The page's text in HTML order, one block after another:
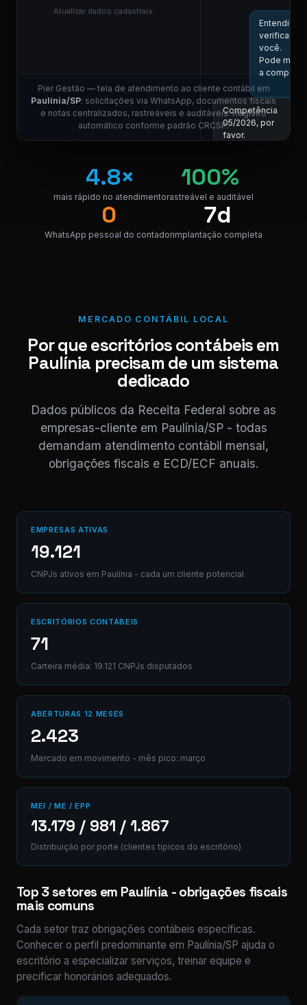
Atualizar dados cadastrais
Entendi!
verificar
você.
Pode me
a
Competência
05/2026, por
favor.
link para
⚠ Nota interna
NF competência 05/
enviada. Registrado
(Ctrl+Enter para
Pier Gestão — tela de atendimento ao cliente contábil em
Paulínia/SP: solicitações via WhatsApp, documentos fiscais
e notas centralizados, rastreáveis e auditáveis. Registro
automático conforme padrão CRCSP.
4.8×
mais rápido no atendimento
100%
rastreável e auditável
0
WhatsApp pessoal do contador
7d
implantação completa
MERCADO CONTÁBIL LOCAL
Por que escritórios contábeis em
Paulínia precisam de um sistema
dedicado
Dados públicos da Receita Federal sobre as
empresas-cliente em Paulínia/SP - todas
demandam atendimento contábil mensal,
obrigações fiscais e ECD/ECF anuais.
EMPRESAS ATIVAS
19.121
CNPJs ativos em Paulínia - cada um cliente potencial
ESCRITÓRIOS CONTÁBEIS
71
Carteira média: 19.121 CNPJs disputados
ABERTURAS 12 MESES
2.423
Mercado em movimento - mês pico: março
MEI / ME / EPP
13.179 / 981 / 1.867
Distribuição por porte (clientes típicos do escritório)
Top 3 setores em Paulínia - obrigações fiscais
mais comuns
Cada setor traz obrigações contábeis específicas.
Conhecer o perfil predominante em Paulínia/SP ajuda o
escritório a especializar serviços, treinar equipe e
precificar honorários adequados.